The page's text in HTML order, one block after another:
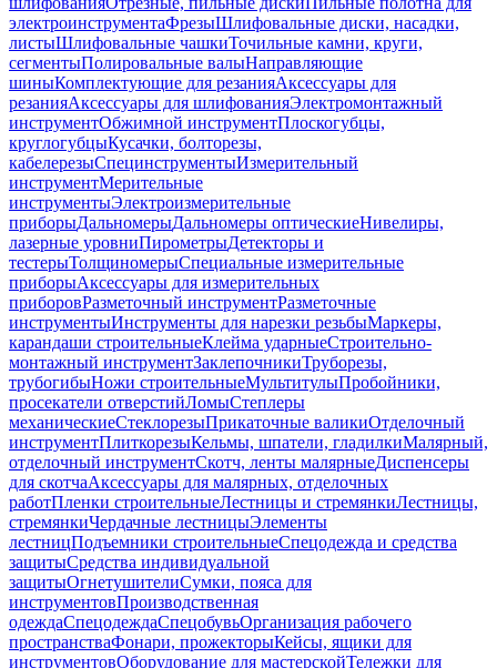
электроинструментаФрезыШлифовальные диски, насадки,
листыШлифовальные чашкиТочильные камни, круги,
сегментыПолировальные валыНаправляющие
шиныКомплектующие для резанияАксессуары для
резанияАксессуары для шлифованияЭлектромонтажный
инструментОбжимной инструментПлоскогубцы,
круглогубцыКусачки, болторезы,
кабелерезыСпецинструментыИзмерительный
инструментМерительные
инструментыЭлектроизмерительные
приборыДальномерыДальномеры оптическиеНивелиры,
лазерные уровниПирометрыДетекторы и
тестерыТолщиномерыСпециальные измерительные
приборыАксессуары для измерительных
приборовРазметочный инструментРазметочные
инструментыИнструменты для нарезки резьбыМаркеры,
карандаши строительныеКлейма ударныеСтроительно-
монтажный инструментЗаклепочникиТруборезы,
трубогибыНожи строительныеМультитулыПробойники,
просекатели отверстийЛомыСтеплеры
механическиеСтеклорезыПрикаточные валикиОтделочный
инструментПлиткорезыКельмы, шпатели, гладилкиМалярный,
отделочный инструментСкотч, ленты малярныеДиспенсеры
для скотчаАксессуары для малярных, отделочных
работПленки строительныеЛестницы и стремянкиЛестницы,
стремянкиЧердачные лестницыЭлементы
лестницПодъемники строительныеСпецодежда и средства
защитыСредства индивидуальной
защитыОгнетушителиСумки, пояса для
инструментовПроизводственная
одеждаСпецодеждаСпецобувьОрганизация рабочего
пространстваФонари, прожекторыКейсы, ящики для
инструментовОборудование для мастерскойТележки для